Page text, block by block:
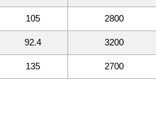
105 2800
92.4 3200
135 2700